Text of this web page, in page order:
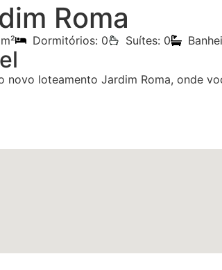
Roma
Dormitórios: 0 Suítes: 0
novo loteamento Jardim Roma, onde